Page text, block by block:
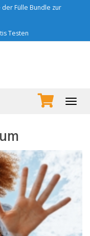
Fülle Bundle zur
Testen